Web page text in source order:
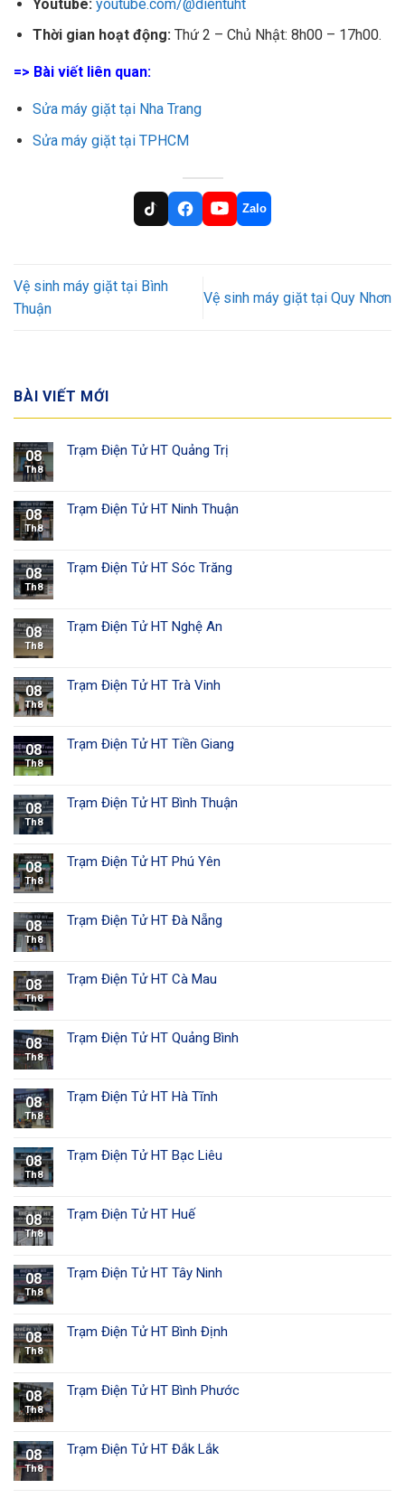
Youtube: youtube.com/@dientuht
Thời gian hoạt động:Thứ 2 – Chủ Nhật: 8h00 – 17h00.
=> Bài viết liên quan:
Sửa máy giặt tại Nha Trang
Sửa máy giặt tại TPHCM
Zalo
Vệ sinh máy giặt tại Bình
Thuận
Vệ sinh máy giặt tại Quy Nhơn
BÀI VIẾT MỚI
08
Th8
Trạm Điện Tử HT Quảng Trị
08
Th8
Trạm Điện Tử HT Ninh Thuận
08
Th8
Trạm Điện Tử HT Sóc Trăng
08
Th8
Trạm Điện Tử HT Nghệ An
08
Th8
Trạm Điện Tử HT Trà Vinh
08
Th8
Trạm Điện Tử HT Tiền Giang
08
Th8
Trạm Điện Tử HT Bình Thuận
08
Th8
Trạm Điện Tử HT Phú Yên
08
Th8
Trạm Điện Tử HT Đà Nẵng
08
Th8
Trạm Điện Tử HT Cà Mau
08
Th8
Trạm Điện Tử HT Quảng Bình
08
Th8
Trạm Điện Tử HT Hà Tĩnh
08
Th8
Trạm Điện Tử HT Bạc Liêu
08
Th8
Trạm Điện Tử HT Huế
08
Th8
Trạm Điện Tử HT Tây Ninh
08
Th8
Trạm Điện Tử HT Bình Định
08
Th8
Trạm Điện Tử HT Bình Phước
08
Th8
Trạm Điện Tử HT Đắk Lắk